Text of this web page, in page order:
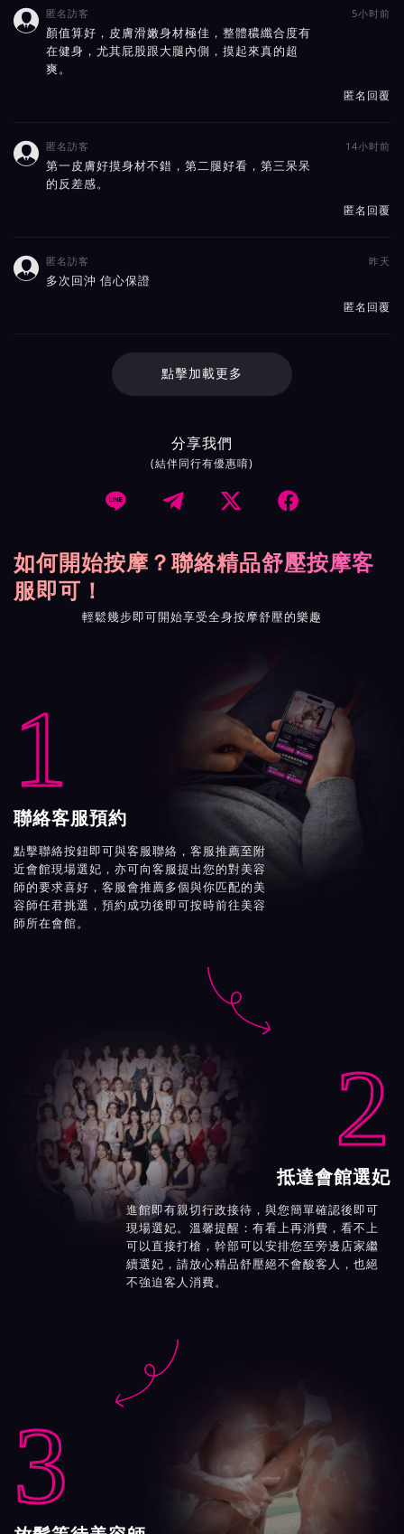
 匿名訪客 5小时前
顏值算好，皮膚滑嫩身材極佳，整體穠纖合度有
在健身，尤其屁股跟大腿內側，摸起來真的超
爽。
匿名回覆
 匿名訪客 14小时前
第一皮膚好摸身材不錯，第二腿好看，第三呆呆
的反差感。
匿名回覆
 匿名訪客 昨天
多次回沖 信心保證
匿名回覆
點擊加載更多
分享我們
(結伴同行有優惠唷)
   
如何開始按摩？聯絡精品舒壓按摩客
服即可！
輕鬆幾步即可開始享受全身按摩舒壓的樂趣
1
聯絡客服預約
點擊聯絡按鈕即可與客服聯絡，客服推薦至附
近會館現場選妃，亦可向客服提出您的對美容
師的要求喜好，客服會推薦多個與你匹配的美
容師任君挑選，預約成功後即可按時前往美容
師所在會館。

2
抵達會館選妃
進館即有親切行政接待，與您簡單確認後即可
現場選妃。溫馨提醒：有看上再消費，看不上
可以直接打槍，幹部可以安排您至旁邊店家繼
續選妃，請放心精品舒壓絕不會酸客人，也絕
不強迫客人消費。

3